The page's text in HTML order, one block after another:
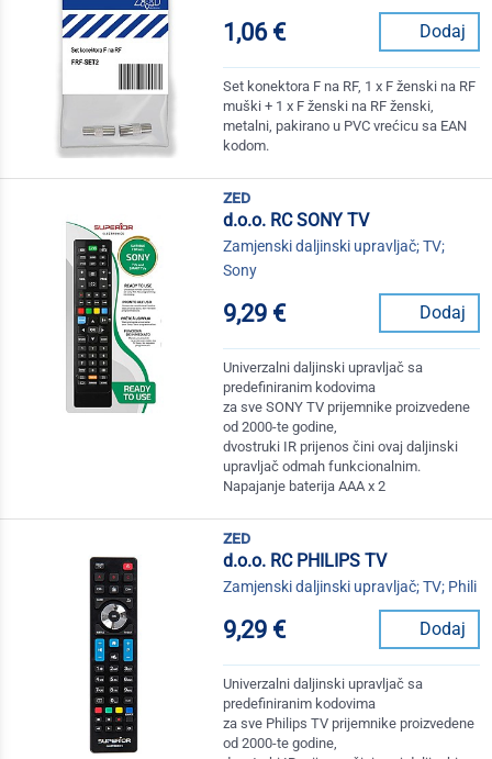
1,06 € Dodaj
Set konektora F na RF, 1 x F ženski na RF
muški + 1 x F ženski na RF ženski,
metalni, pakirano u PVC vrećicu sa EAN
kodom.
zed
d.o.o. RC SONY TV
Zamjenski daljinski upravljač; TV;
Sony
9,29 € Dodaj
Univerzalni daljinski upravljač sa
predefiniranim kodovima
za sve SONY TV prijemnike proizvedene
od 2000-te godine,
dvostruki IR prijenos čini ovaj daljinski
upravljač odmah funkcionalnim.
Napajanje baterija AAA x 2
zed
d.o.o. RC PHILIPS TV
Zamjenski daljinski upravljač; TV; Phili
9,29 € Dodaj
Univerzalni daljinski upravljač sa
predefiniranim kodovima
za sve Philips TV prijemnike proizvedene
od 2000-te godine,